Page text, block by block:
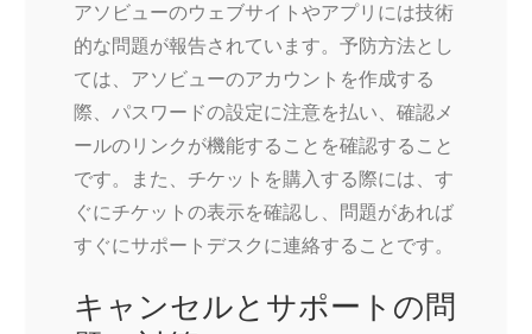
アソビューのウェブサイトやアプリには技術
的な問題が報告されています。予防方法とし
ては、アソビューのアカウントを作成する
際、パスワードの設定に注意を払い、確認メ
ールのリンクが機能することを確認すること
です。また、チケットを購入する際には、す
ぐにチケットの表示を確認し、問題があれば
すぐにサポートデスクに連絡することです。
キャンセルとサポートの問